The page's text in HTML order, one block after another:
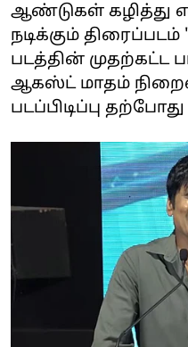
ஆண்டுகள் கழித்து
நடிக்கும்
படத்தின் முதற்கட்ட
ஆகஸ்ட் மாதம்
படப்பிடிப்பு